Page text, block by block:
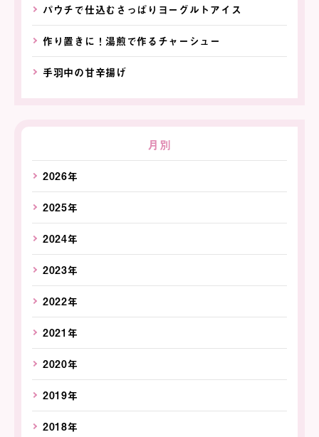
パウチで仕込むさっぱりヨーグルトアイス
作り置きに！湯煎で作るチャーシュー
手羽中の甘辛揚げ
月別
2026年
2025年
2024年
2023年
2022年
2021年
2020年
2019年
2018年